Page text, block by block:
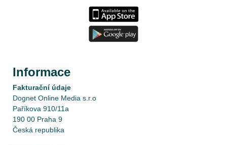
Informace
Fakturační údaje
Dognet Online Media s.r.o
Paříkova 910/11a
190 00 Praha 9
Česká republika